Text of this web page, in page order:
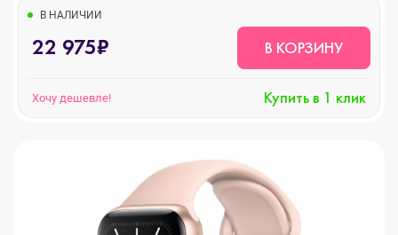
В НАЛИЧИИ
22 975₽ В КОРЗИНУ
Хочу дешевле! Купить в 1 клик